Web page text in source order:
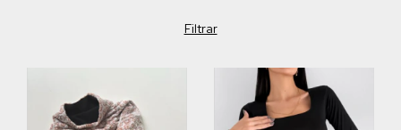
Filtrar